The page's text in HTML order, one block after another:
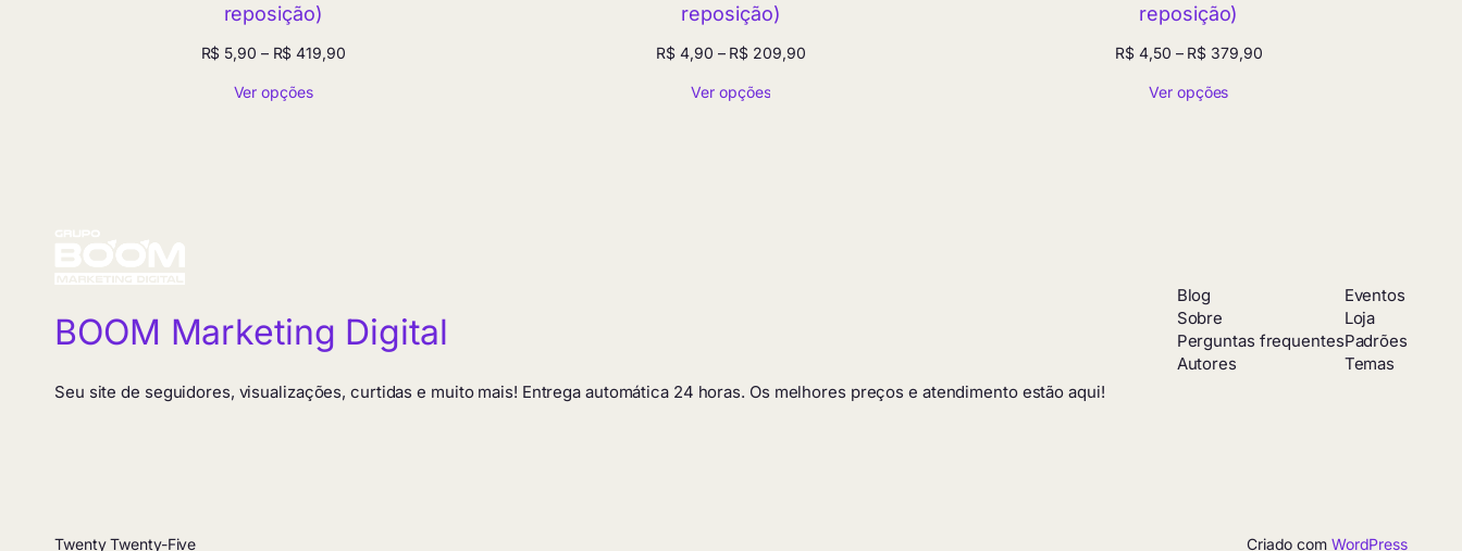
reposição)
R$ 5,90 – R$ 419,90Faixa
Ver opções
reposição)
R$ 4,90 – R$ 209,90Faixa
Ver opções
reposição)
R$ 4,50 – R$ 379,90Faixa
Ver opções
BOOM Marketing Digital
Seu site de seguidores, visualizações, curtidas e muito mais! Entrega automática 24 horas. Os melhores preços e atendimento estão aqui!
Blog
Sobre
Perguntas frequentes
Autores
Eventos
Loja
Padrões
Temas
Twenty Twenty-Five Criado com WordPress